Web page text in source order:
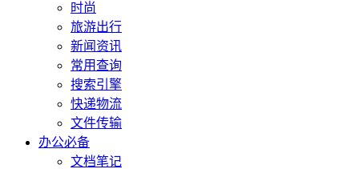
时尚
旅游出行
新闻资讯
常用查询
搜索引擎
快递物流
文件传输
办公必备
文档笔记